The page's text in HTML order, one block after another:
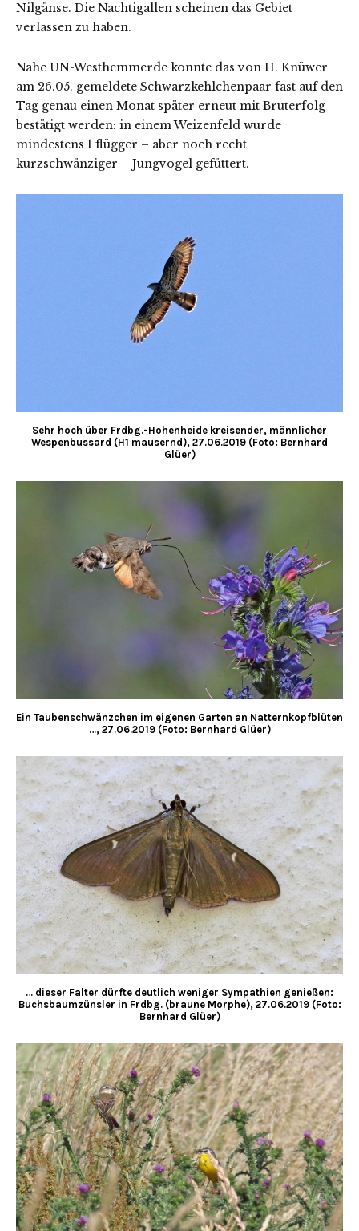
Nilgänse. Die Nachtigallen scheinen das Gebiet
verlassen zu haben.
Nahe UN-Westhemmerde konnte das von H. Knüwer
am 26.05. gemeldete Schwarzkehlchenpaar fast auf den
Tag genau einen Monat später erneut mit Bruterfolg
bestätigt werden: in einem Weizenfeld wurde
mindestens 1 flügger – aber noch recht
kurzschwänziger – Jungvogel gefüttert.
Sehr hoch über Frdbg.-Hohenheide kreisender, männlicher
Wespenbussard (H1 mausernd), 27.06.2019 (Foto: Bernhard
Glüer)
Ein Taubenschwänzchen im eigenen Garten an Natternkopfblüten
…, 27.06.2019 (Foto: Bernhard Glüer)
… dieser Falter dürfte deutlich weniger Sympathien genießen:
Buchsbaumzünsler in Frdbg. (braune Morphe), 27.06.2019 (Foto:
Bernhard Glüer)